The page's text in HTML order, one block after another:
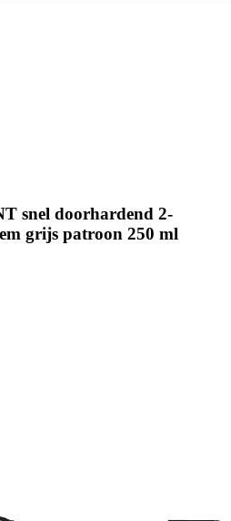
snel doorhardend 2-
grijs patroon 250 ml